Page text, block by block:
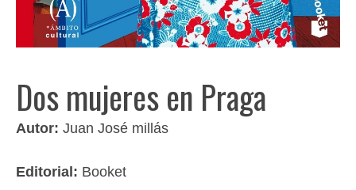
Dos mujeres en Praga
Autor: Juan José millás
Editorial: Booket